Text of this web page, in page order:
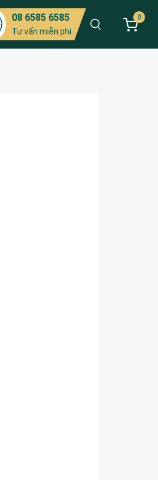
08 6585 6585
Tư vấn miễn phí
0